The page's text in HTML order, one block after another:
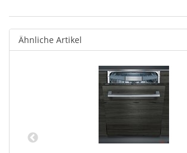
Ähnliche Artikel